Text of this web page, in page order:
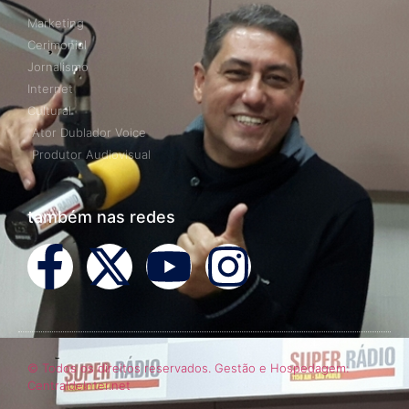
Marketing
Cerimonial
Jornalismo
Internet
Cultural
Ator Dublador Voice
Produtor Audiovisual
também nas redes
© Todos os direitos reservados. Gestão e Hospedagem:
CentraldeInter.net